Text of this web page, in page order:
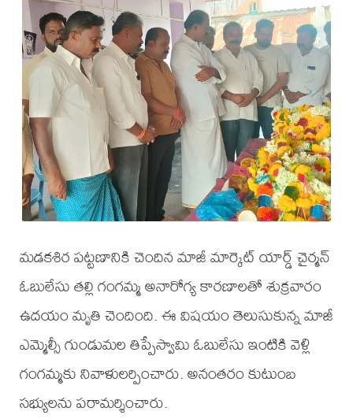
మడకశిర పట్టణానికి చెందిన మాజీ మార్కెట్ యార్డ్ చైర్మన్
ఓబులేసు తల్లి గంగమ్మ అనారోగ్య కారణాలతో శుక్రవారం
ఉదయం మృతి చెందింది. ఈ విషయం తెలుసుకున్న మాజీ
ఎమ్మెల్సీ గుండుమల తిప్పేస్వామి ఓబులేసు ఇంటికి వెళ్లి
గంగమ్మకు నివాళులర్పించారు. అనంతరం కుటుంబ
సభ్యులను పరామర్శించారు.